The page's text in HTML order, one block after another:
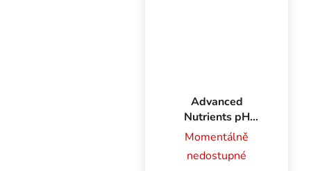
Advanced
Nutrients pH
Perfect Sensi
Bloom A+B 1 l,
základní hnojivo
Momentálně
nedostupné